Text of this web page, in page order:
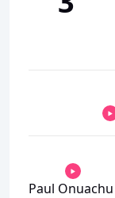
Paul Onuachu